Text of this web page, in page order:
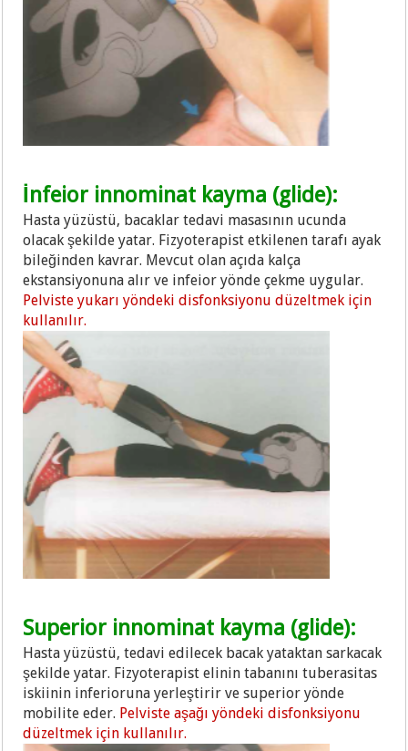
İnfeior innominat kayma (glide):
Hasta yüzüstü, bacaklar tedavi masasının ucunda
olacak şekilde yatar. Fizyoterapist etkilenen tarafı ayak
bileğinden kavrar. Mevcut olan açıda kalça
ekstansiyonuna alır ve infeior yönde çekme uygular.
Pelviste yukarı yöndeki disfonksiyonu düzeltmek için
kullanılır.
Superior innominat kayma (glide):
Hasta yüzüstü, tedavi edilecek bacak yataktan sarkacak
şekilde yatar. Fizyoterapist elinin tabanını tuberasitas
iskiinin inferioruna yerleştirir ve superior yönde
mobilite eder. Pelviste aşağı yöndeki disfonksiyonu
düzeltmek için kullanılır.